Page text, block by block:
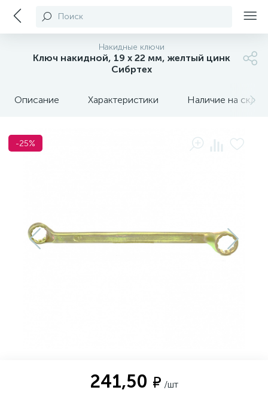
Поиск
Накидные ключи
Ключ накидной, 19 х 22 мм, желтый цинк
Сибртех
Описание Характеристики Наличие на
-25%
241,50 ₽ /шт